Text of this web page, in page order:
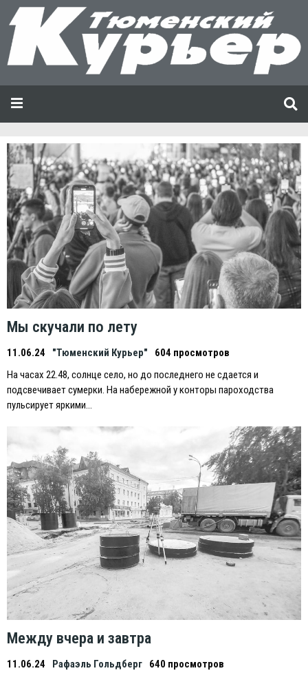
Мы скучали по лету
11.06.24 "Тюменский Курьер"
604 просмотров
На часах 22.48, солнце село, но до последнего не сдается и
подсвечивает сумерки. На набережной у конторы пароходства
пульсирует яркими…
Между вчера и завтра
11.06.24 Рафаэль Гольдберг
640 просмотров